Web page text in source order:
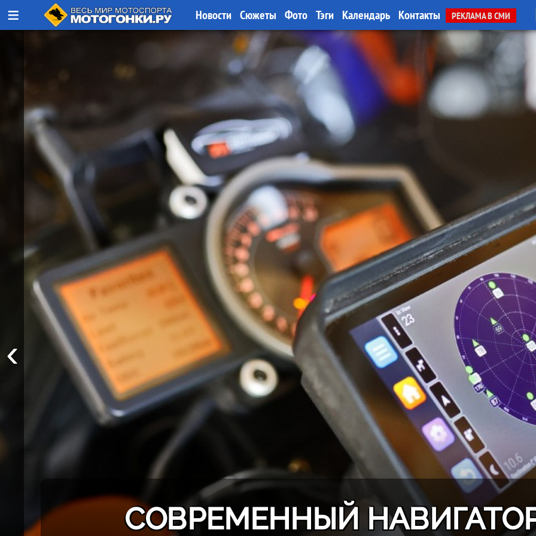
≡ Новости Сюжеты Фото Тэги Календарь Контакты РЕКЛАМА В СМИ
‹
СОВРЕМЕННЫЙ